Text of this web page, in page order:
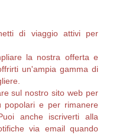
di viaggio attivi per
la nostra offerta e
un'ampia gamma di
sul nostro sito web per
popolari e per rimanere
anche iscriverti alla
via email quando